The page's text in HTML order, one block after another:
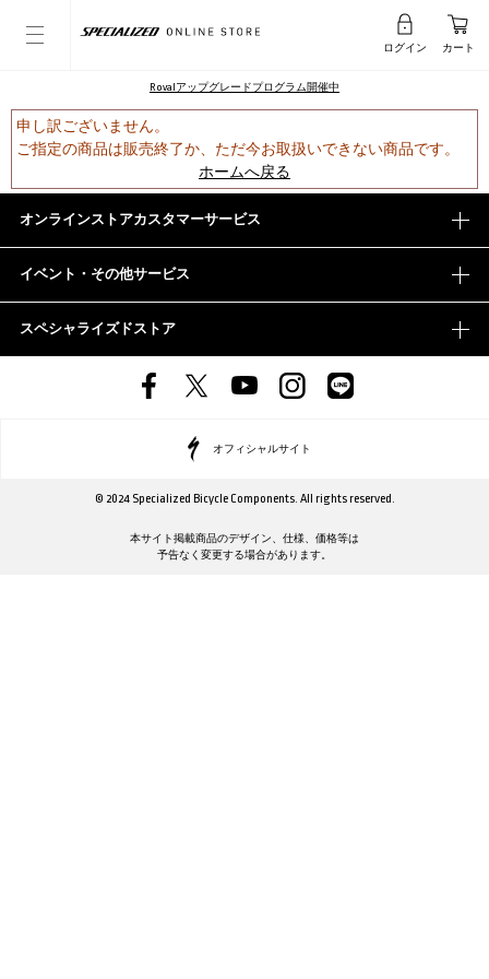
ログイン カート
Rovalアップグレードプログラム開催中
申し訳ございません。
ご指定の商品は販売終了か、ただ今お取扱いできない商品です。
ホームへ戻る
オンラインストアカスタマーサービス
イベント・その他サービス
スペシャライズドストア
オフィシャルサイト
© 2024 Specialized Bicycle Components. All rights reserved.
本サイト掲載商品のデザイン、仕様、価格等は
予告なく変更する場合があります。